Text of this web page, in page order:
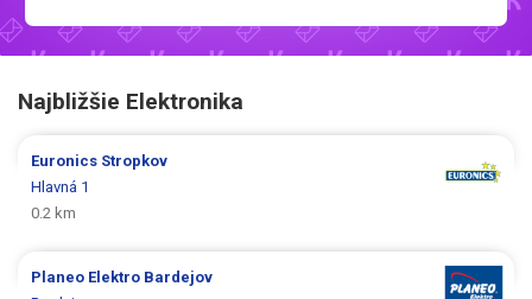
Najbližšie Elektronika
Euronics Stropkov
Hlavná 1
0.2 km
Planeo Elektro Bardejov